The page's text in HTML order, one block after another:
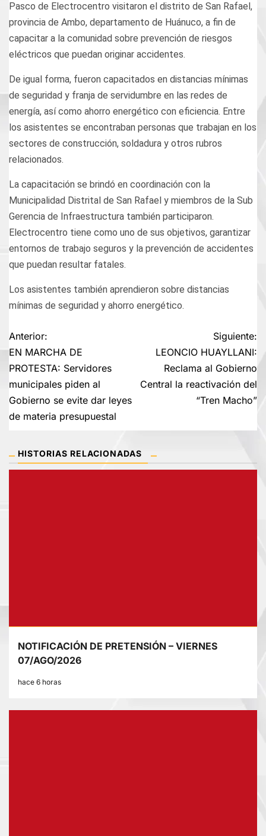
Pasco de Electrocentro visitaron el distrito de San Rafael,
provincia de Ambo, departamento de Huánuco, a fin de
capacitar a la comunidad sobre prevención de riesgos
eléctricos que puedan originar accidentes.
De igual forma, fueron capacitados en distancias mínimas
de seguridad y franja de servidumbre en las redes de
energía, así como ahorro energético con eficiencia. Entre
los asistentes se encontraban personas que trabajan en los
sectores de construcción, soldadura y otros rubros
relacionados.
La capacitación se brindó en coordinación con la
Municipalidad Distrital de San Rafael y miembros de la Sub
Gerencia de Infraestructura también participaron.
Electrocentro tiene como uno de sus objetivos, garantizar
entornos de trabajo seguros y la prevención de accidentes
que puedan resultar fatales.
Los asistentes también aprendieron sobre distancias
mínimas de seguridad y ahorro energético.
Navegación
de
entradas
Anterior:
EN MARCHA DE
PROTESTA: Servidores
municipales piden al
Gobierno se evite dar leyes
de materia presupuestal
Siguiente:
LEONCIO HUAYLLANI:
Reclama al Gobierno
Central la reactivación del
“Tren Macho”
HISTORIAS RELACIONADAS
NOTIFICACIÓN DE PRETENSIÓN – VIERNES
07/AGO/2026
hace 6 horas